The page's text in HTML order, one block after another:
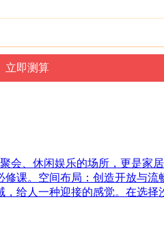
、休闲娱乐的场所，更是家
课。空间布局：创造开放与
给人一种迎接的感觉。在选择